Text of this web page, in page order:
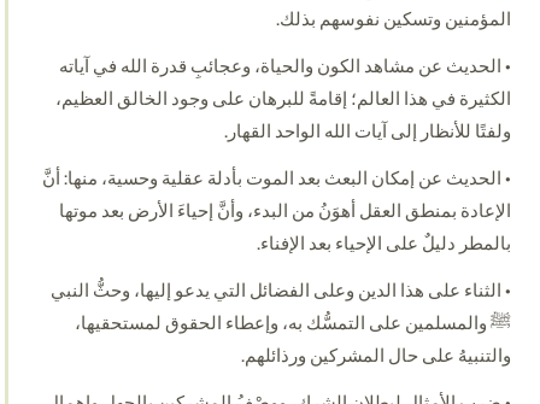
المؤمنين وتسكين نفوسهم بذلك.
• الحديث عن مشاهد الكون والحياة، وعجائبِ قدرة الله في آياته
الكثيرة في هذا العالم؛ إقامةً للبرهان على وجود الخالق العظيم،
ولفتًا للأنظار إلى آيات الله الواحد القهار.
• الحديث عن إمكان البعث بعد الموت بأدلة عقلية وحسية، منها: أنَّ
الإعادة بمنطق العقل أهوَنُ من البدء، وأنَّ إحياءَ الأرض بعد موتها
بالمطر دليلٌ على الإحياء بعد الإفناء.
• الثناء على هذا الدين وعلى الفضائل التي يدعو إليها، وحثُّ النبي
ﷺ والمسلمين على التمسُّك به، وإعطاء الحقوق لمستحقيها،
والتنبيهُ على حال المشركين ورذائلهم.